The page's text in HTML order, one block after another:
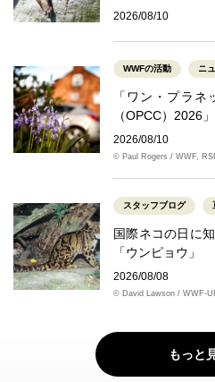
2026/08/10
WWFの活動 ニ
「ワン・プラ
（OPCC）2026
2026/08/10
© Paul Rogers / WWF,
スタッフブログ
国際ネコの日に
「ウンピョウ」
2026/08/08
© David Lawson / WWF-
もっと